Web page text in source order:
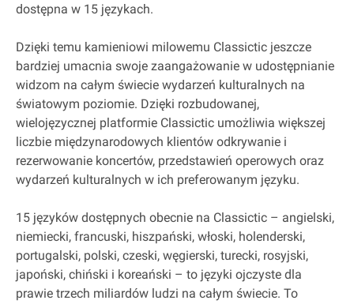
dostępna w 15 językach.
Dzięki temu kamieniowi milowemu Classictic jeszcze
bardziej umacnia swoje zaangażowanie w udostępnianie
widzom na całym świecie wydarzeń kulturalnych na
światowym poziomie. Dzięki rozbudowanej,
wielojęzycznej platformie Classictic umożliwia większej
liczbie międzynarodowych klientów odkrywanie i
rezerwowanie koncertów, przedstawień operowych oraz
wydarzeń kulturalnych w ich preferowanym języku.
15 języków dostępnych obecnie na Classictic – angielski,
niemiecki, francuski, hiszpański, włoski, holenderski,
portugalski, polski, czeski, węgierski, turecki, rosyjski,
japoński, chiński i koreański – to języki ojczyste dla
prawie trzech miliardów ludzi na całym świecie. To